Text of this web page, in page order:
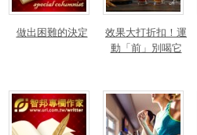
做出困難的決定
效果大打折扣！運
動「前」別喝它